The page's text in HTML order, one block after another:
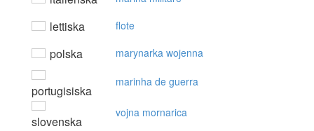
lettiska flote
polska marynarka wojenna
portugisiska
marinha de guerra
slovenska
vojna mornarica